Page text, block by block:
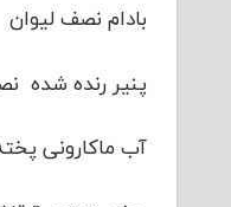
بادام نصف لیوان
پنیر رنده شده
آب ماکارونی پخته 4/3